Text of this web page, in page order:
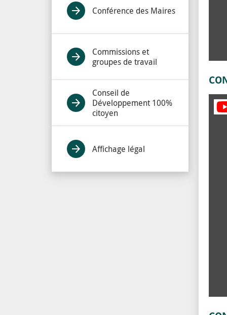
Conférence des Maires
Commissions et
groupes de travail
Conseil de
Développement 100%
citoyen
Affichage légal